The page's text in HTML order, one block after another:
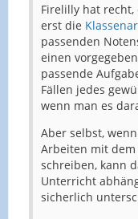
Firelilly hat recht,
erst die
passenden
einen
passende
Fällen jedes
wenn man es
Aber selbst,
Arbeiten mit
schreiben, kann
Unterricht
sicherlich